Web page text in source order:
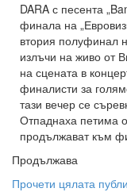
DARA с песента
финала на
втория полуфинал
излъчи на живо от
на сцената в
финалисти за
тази вечер се
Отпаднаха петима
продължават към
Продължава
Прочети цялата